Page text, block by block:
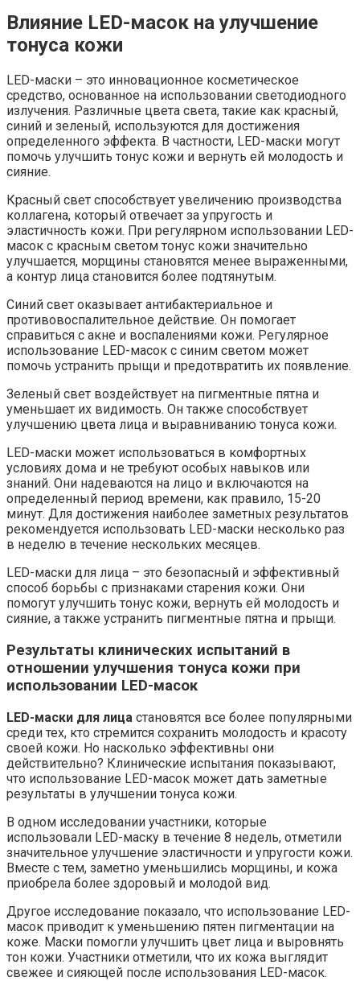
Влияние LED-масок на улучшение
тонуса кожи
LED-маски – это инновационное косметическое
средство, основанное на использовании светодиодного
излучения. Различные цвета света, такие как красный,
синий и зеленый, используются для достижения
определенного эффекта. В частности, LED-маски могут
помочь улучшить тонус кожи и вернуть ей молодость и
сияние.
Красный свет способствует увеличению производства
коллагена, который отвечает за упругость и
эластичность кожи. При регулярном использовании LED-
масок с красным светом тонус кожи значительно
улучшается, морщины становятся менее выраженными,
а контур лица становится более подтянутым.
Синий свет оказывает антибактериальное и
противовоспалительное действие. Он помогает
справиться с акне и воспалениями кожи. Регулярное
использование LED-масок с синим светом может
помочь устранить прыщи и предотвратить их появление.
Зеленый свет воздействует на пигментные пятна и
уменьшает их видимость. Он также способствует
улучшению цвета лица и выравниванию тонуса кожи.
LED-маски может использоваться в комфортных
условиях дома и не требуют особых навыков или
знаний. Они надеваются на лицо и включаются на
определенный период времени, как правило, 15-20
минут. Для достижения наиболее заметных результатов
рекомендуется использовать LED-маски несколько раз
в неделю в течение нескольких месяцев.
LED-маски для лица – это безопасный и эффективный
способ борьбы с признаками старения кожи. Они
помогут улучшить тонус кожи, вернуть ей молодость и
сияние, а также устранить пигментные пятна и прыщи.
Результаты клинических испытаний в
отношении улучшения тонуса кожи при
использовании LED-масок
LED-маски для лица становятся все более популярными
среди тех, кто стремится сохранить молодость и красоту
своей кожи. Но насколько эффективны они
действительно? Клинические испытания показывают,
что использование LED-масок может дать заметные
результаты в улучшении тонуса кожи.
В одном исследовании участники, которые
использовали LED-маску в течение 8 недель, отметили
значительное улучшение эластичности и упругости кожи.
Вместе с тем, заметно уменьшились морщины, и кожа
приобрела более здоровый и молодой вид.
Другое исследование показало, что использование LED-
масок приводит к уменьшению пятен пигментации на
коже. Маски помогли улучшить цвет лица и выровнять
тон кожи. Участники отметили, что их кожа выглядит
свежее и сияющей после использования LED-масок.